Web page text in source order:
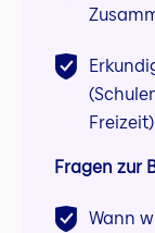
Fragen zur
Wann